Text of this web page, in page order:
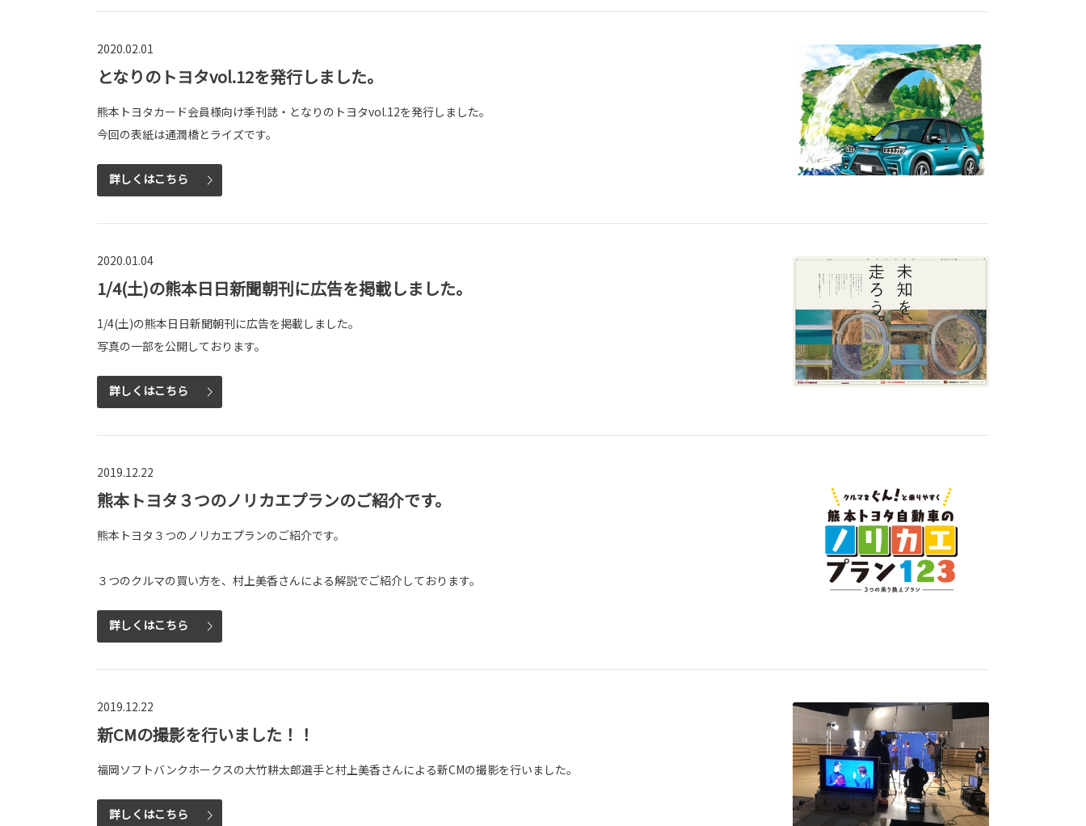
2020.02.01
となりのトヨタvol.12を発行しました。
熊本トヨタカード会員様向け季刊誌・となりのトヨタvol.12を発行しました。
今回の表紙は通潤橋とライズです。
詳しくはこちら
2020.01.04
1/4(土)の熊本日日新聞朝刊に広告を掲載しました。
1/4(土)の熊本日日新聞朝刊に広告を掲載しました。
写真の一部を公開しております。
詳しくはこちら
2019.12.22
熊本トヨタ３つのノリカエプランのご紹介です。
熊本トヨタ３つのノリカエプランのご紹介です。
３つのクルマの買い方を、村上美香さんによる解説でご紹介しております。
詳しくはこちら
2019.12.22
新CMの撮影を行いました！！
福岡ソフトバンクホークスの大竹耕太郎選手と村上美香さんによる新CMの撮影を行いました。
詳しくはこちら